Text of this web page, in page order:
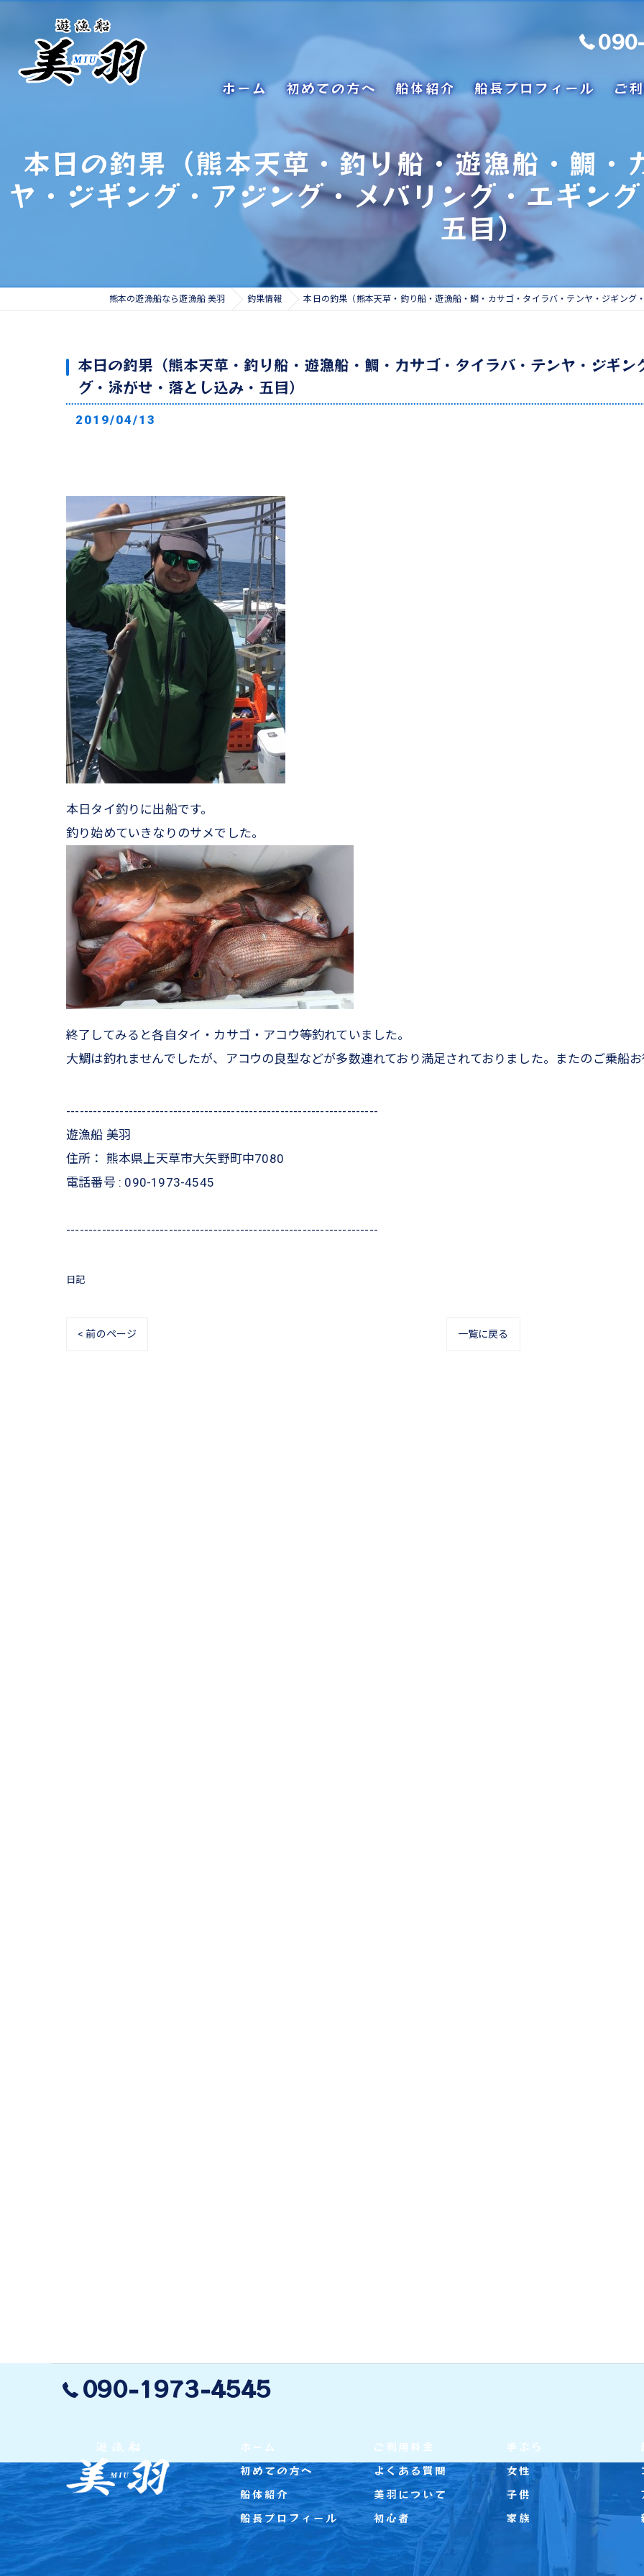
ホーム 初めての方へ 船体紹介 船長プロフィール ご
本日の釣果（熊本天草・釣り船・遊漁船・鯛・
ヤ・ジギング・アジング・メバリング・エギン
五目）
熊本の遊漁船なら遊漁船 美羽 釣果情報 本日の釣果（熊本天草・釣り船・遊漁船・鯛・カサゴ・タイラバ・テンヤ・ジギング
本日の釣果（熊本天草・釣り船・遊漁船・鯛・カサゴ・タイラバ・テンヤ・ジギ
グ・泳がせ・落とし込み・五目）
2019/04/13
本日タイ釣りに出船です。
釣り始めていきなりのサメでした。
終了してみると各自タイ・カサゴ・アコウ等釣れていました。
大鯛は釣れませんでしたが、アコウの良型などが多数連れており満足されておりました。またのご乗船お
----------------------------------------------------------------------
遊漁船 美羽
住所： 熊本県上天草市大矢野町中7080
電話番号 : 090-1973-4545
----------------------------------------------------------------------
日記
< 前のページ 一覧に戻る
090-1973-4545
ホーム
初めての方へ
船体紹介
船長プロフィール
ご利用料金
よくある質問
美羽について
初心者
手ぶら
女性
子供
家族